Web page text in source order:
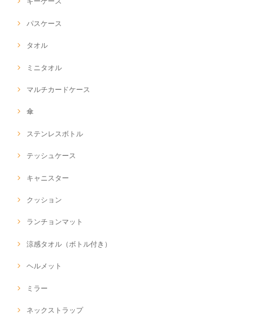
パスケース
タオル
ミニタオル
マルチカードケース
傘
ステンレスボトル
テッシュケース
キャニスター
クッション
ランチョンマット
涼感タオル（ボトル付き）
ヘルメット
ミラー
ネックストラップ